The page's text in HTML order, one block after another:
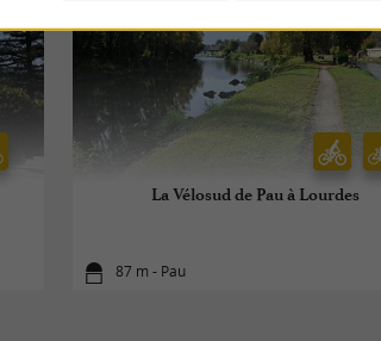
La Vélosud de Pau à Lourdes
87 m - Pau